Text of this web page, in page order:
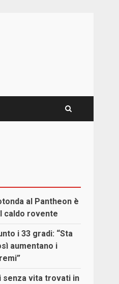
al Pantheon è
caldo rovente
i 33 gradi: “Sta
aumentano i
senza vita trovati in